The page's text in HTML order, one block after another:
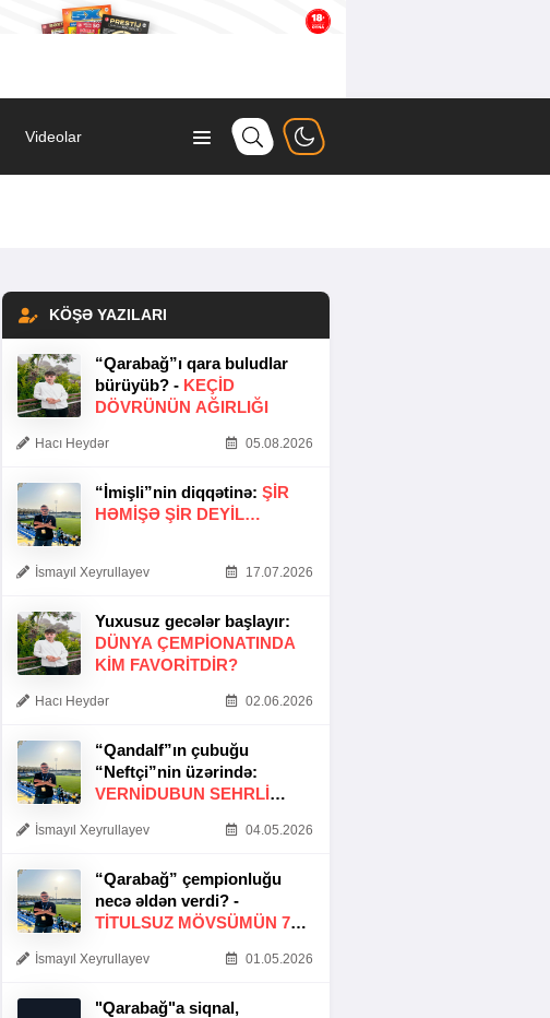
Videolar
KÖŞƏ YAZILARI
“Qarabağ”ı qara buludlar
bürüyüb? - KEÇID
DÖVRÜNÜN AĞIRLIĞI
Hacı Heydər 05.08.2026
“İmişli”nin diqqətinə: ŞIR
HƏMIŞƏ ŞIR DEYIL…
İsmayıl Xeyrullayev 17.07.2026
Yuxusuz gecələr başlayır:
DÜNYA ÇEMPIONATINDA
KIM FAVORITDIR?
Hacı Heydər 02.06.2026
“Qandalf”ın çubuğu
“Neftçi”nin üzərində:
VERNİDUBUN SEHRLİ
İsmayıl Xeyrullayev 04.05.2026
“Qarabağ” çempionluğu
necə əldən verdi? -
TITULSUZ MÖVSÜMÜN 7
İsmayıl Xeyrullayev 01.05.2026
"Qarabağ"a siqnal,